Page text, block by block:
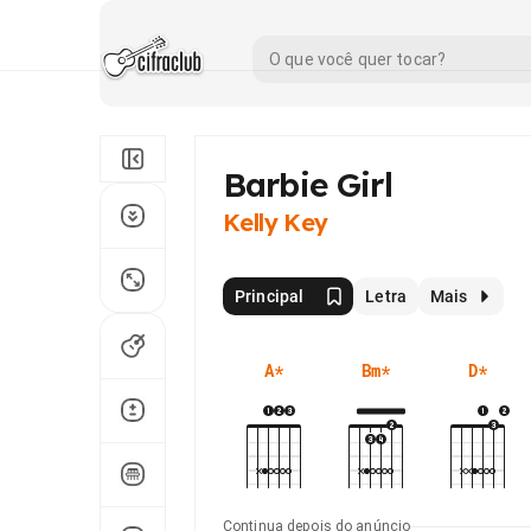
Barbie Girl
Kelly Key
Principal Letra Mais
A* Bm* D*
Continua depois do anúncio